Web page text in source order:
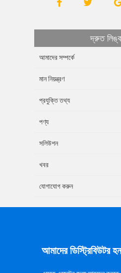
দ্রুত
আমাদের সম্পর্কে
মান নিয়ন্ত্রণ
প্রযুক্তি তথ্য
পণ্য
সলিউশন
খবর
যোগাযোগ করুন
আমাদের ডিস্ট্রিবিউটর হন